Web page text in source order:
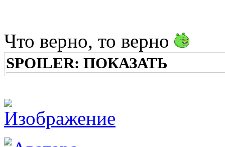
Что верно, то верно
SPOILER: ПОКАЗАТЬ